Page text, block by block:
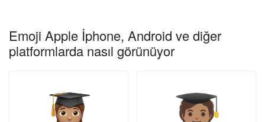
Emoji Apple İphone, Android ve diğer
platformlarda nasıl görünüyor